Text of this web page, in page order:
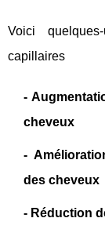
Voici
capillaires
-
cheveux
-
des cheveux
- Réduction